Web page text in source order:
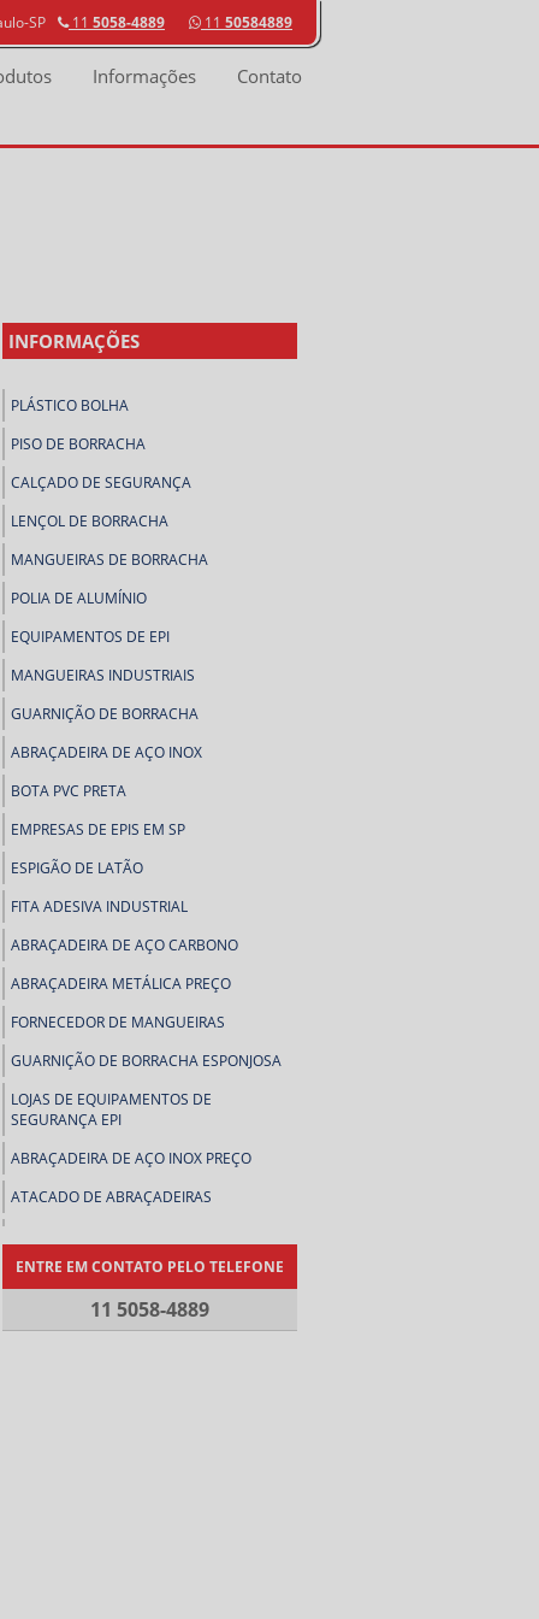
SP 11 50584889
11 5058-4889
Informações Contato
INFORMAÇÕES
PLÁSTICO BOLHA
PISO DE BORRACHA
CALÇADO DE SEGURANÇA
LENÇOL DE BORRACHA
MANGUEIRAS DE BORRACHA
POLIA DE ALUMÍNIO
EQUIPAMENTOS DE EPI
MANGUEIRAS INDUSTRIAIS
GUARNIÇÃO DE BORRACHA
ABRAÇADEIRA DE AÇO INOX
BOTA PVC PRETA
EMPRESAS DE EPIS EM SP
ESPIGÃO DE LATÃO
FITA ADESIVA INDUSTRIAL
ABRAÇADEIRA DE AÇO CARBONO
ABRAÇADEIRA METÁLICA PREÇO
FORNECEDOR DE MANGUEIRAS
GUARNIÇÃO DE BORRACHA ESPONJOSA
LOJAS DE EQUIPAMENTOS DE
SEGURANÇA EPI
ABRAÇADEIRA DE AÇO INOX PREÇO
ATACADO DE ABRAÇADEIRAS
COMPRAR ABRAÇADEIRAS
COMPRAR CORREIAS INDUSTRIAIS
ENTRE EM CONTATO PELO TELEFONE
11 5058-4889